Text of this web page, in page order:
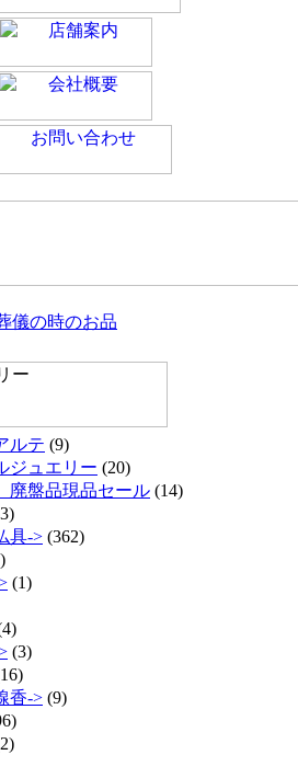
儀の時のお品
ルテ (9)
ジュエリー (20)
盤品現品セール (14)
具-> (362)
(1)
(3)
香-> (9)